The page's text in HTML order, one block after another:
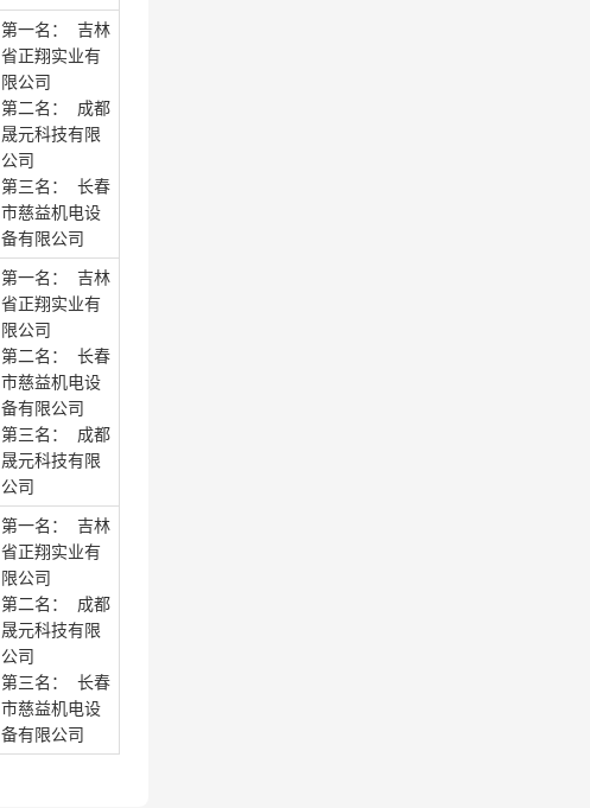
第一名： 吉林
省正翔实业有
限公司
第二名： 成都
晟元科技有限
公司
第三名： 长春
市慈益机电设
备有限公司
第一名： 吉林
省正翔实业有
限公司
第二名： 长春
市慈益机电设
备有限公司
第三名： 成都
晟元科技有限
公司
第一名： 吉林
省正翔实业有
限公司
第二名： 成都
晟元科技有限
公司
第三名： 长春
市慈益机电设
备有限公司